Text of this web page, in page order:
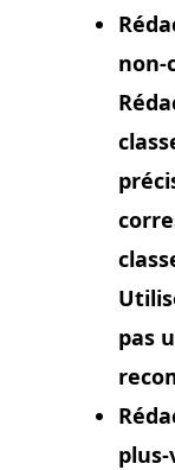
non-
pas